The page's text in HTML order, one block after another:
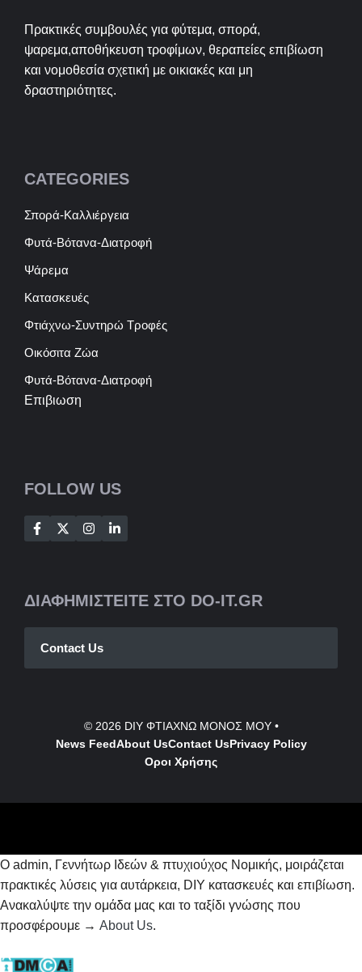
Πρακτικές συμβουλές για φύτεμα, σπορά,
ψαρεμα,αποθήκευση τροφίμων, θεραπείες επιβίωση
και νομοθεσία σχετική με οικιακές και μη
δραστηριότητες.
CATEGORIES
Σπορά-Καλλιέργεια
Φυτά-Βότανα-Διατροφή
Ψάρεμα
Κατασκευές
Φτιάχνω-Συντηρώ Τροφές
Οικόσιτα Ζώα
Φυτά-Βότανα-Διατροφή
Επιβιωση
FOLLOW US
ΔΙΑΦΗΜΙΣΤΕΙΤΕ ΣΤΟ DO-IT.GR
Contact Us
© 2026 DIY ΦΤΙΑΧΝΩ ΜΟΝΟΣ ΜΟΥ•
News FeedAbout UsContactUsPrivacy Policy
Οροι Χρήσης
Ο admin, Γεννήτωρ Ιδεών & πτυχιούχος Νομικής, μοιράζεται
πρακτικές λύσεις για αυτάρκεια, DIY κατασκευές και επιβίωση.
Ανακαλύψτε την ομάδα μας και το ταξίδι γνώσης που
προσφέρουμε → About Us.